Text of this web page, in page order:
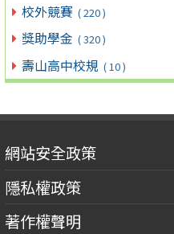
校外競賽 ( 220 )
獎助學金 ( 320 )
壽山高中校規 ( 10 )
網站安全政策
隱私權政策
著作權聲明